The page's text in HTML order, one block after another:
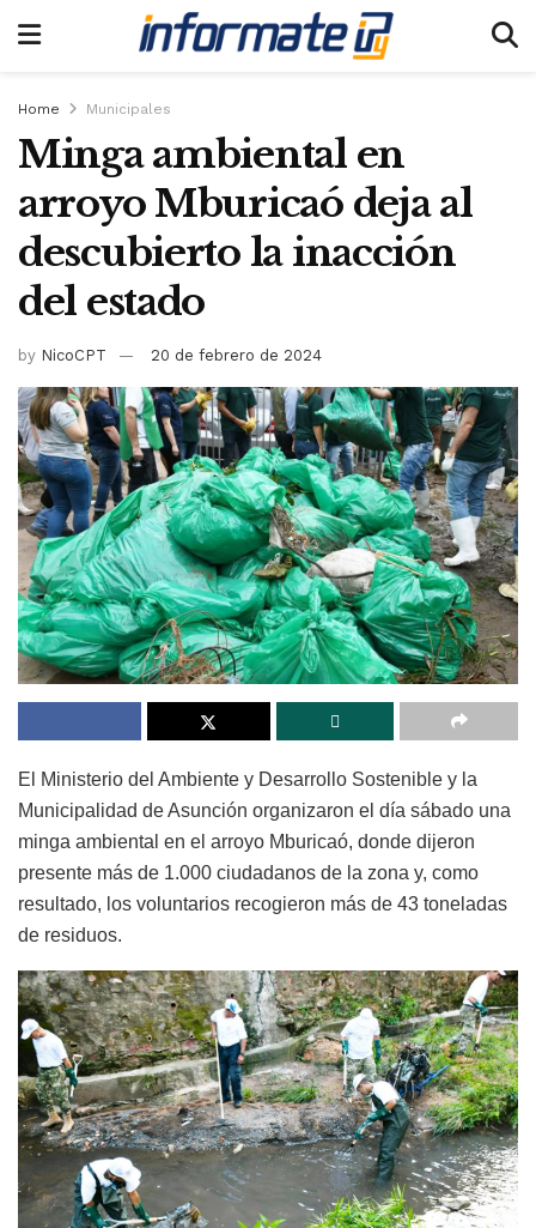
Home Municipales
Minga ambiental en
arroyo Mburicaó deja al
descubierto la inacción
del estado
by NicoCPT 20 de febrero de 2024
El Ministerio del Ambiente y Desarrollo Sostenible y la
Municipalidad de Asunción organizaron el día sábado una
minga ambiental en el arroyo Mburicaó, donde dijeron
presente más de 1.000 ciudadanos de la zona y, como
resultado, los voluntarios recogieron más de 43 toneladas
de residuos.